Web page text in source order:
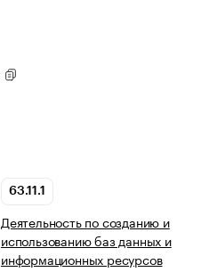
63.11.1
Деятельность по созданию и
использованию баз данных и
информационных ресурсов